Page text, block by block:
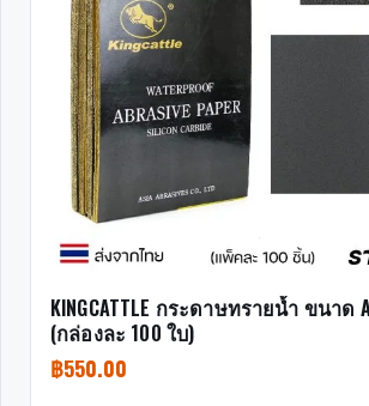
KINGCATTLE กระดาษทรายน้ำ ขนาด
(กล่องละ 100 ใบ)
฿550.00